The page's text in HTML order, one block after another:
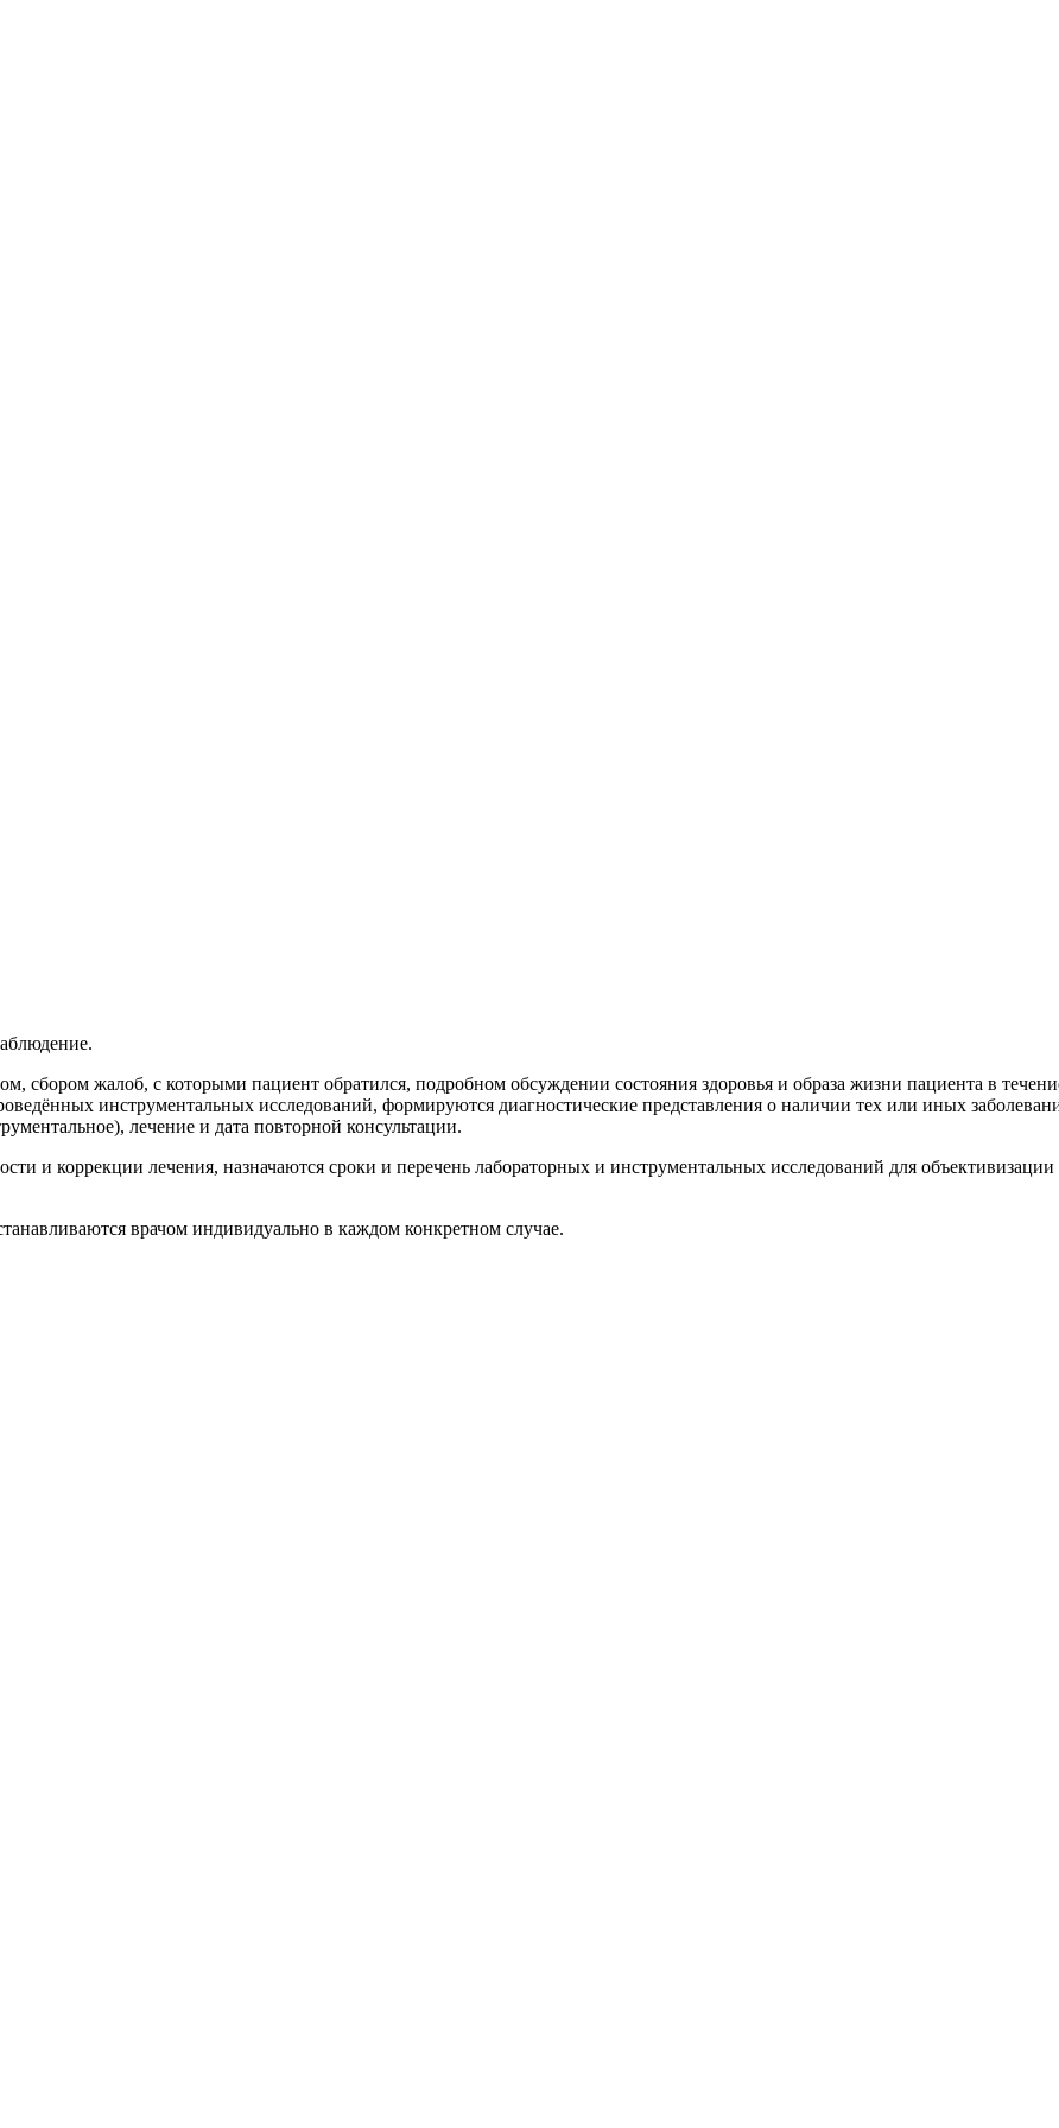
сбором жалоб, с которыми пациент обратился, подробном обсуждении состояния здоровья и образа жизни пациента в
инструментальных исследований, формируются диагностические представления о наличии тех или иных
лечение и дата повторной консультации.
и коррекции лечения, назначаются сроки и перечень лабораторных и инструментальных исследований для объективизации
врачом индивидуально в каждом конкретном случае.